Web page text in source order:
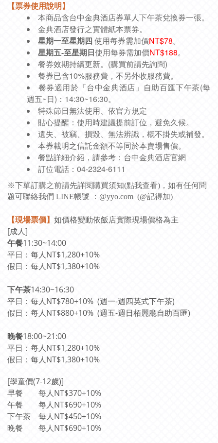
【票券使用說明】
本商品含台中金典酒店券單人下午茶兌換券一張。
金典酒店發行之實體紙本票券。
星期一至星期四 使用每券需加價NT$78。
星期五-至星期日使用每券需加價NT$188。
餐券效期持續更新。(購買前請先詢問)
餐券已含10%服務費，不另外收服務費。
餐券適用於「台中金典酒店」自助百匯下午茶(每
週五~日)：14:30~16:30。
特殊節日無法使用、依官方規定
貼心提醒：使用時建議提前訂位，避免久候。
遺失、被竊、損毀、無法辨識，概不掛失或補發。
本券載明之信託金額不等同於本賣場售價。
餐點詳細介紹，請參考： 台中金典酒店官網
訂位電話：04-2324-6111
※下單訂購之前請先詳閱購買須知(點我查看)，如有任何問
題可聯絡我們 LINE帳號 ：@yyo.com (@記得加)
【現場票價】 如價格變動依飯店實際現場價格為主
[成人]
午餐11:30~14:00
平日：每人NT$1,280+10%
假日：每人NT$1,380+10%
下午茶14:30~16:30
平日：每人NT$780+10% (週一-週四英式下午茶)
假日：每人NT$880+10% (週五-週日栢麗廳自助百匯)
晚餐18:00~21:00
平日： 每人NT$1,280+10%
假日： 每人NT$1,380+10%
[學童價(7-12歲)]
早餐
每人NT$370+10%
午餐
每人NT$690+10%
下午茶
每人NT$450+10%
晚餐
每人NT$690+10%